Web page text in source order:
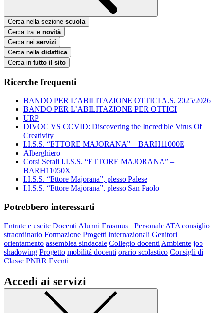
Cerca nella sezione scuola
Cerca tra le novità
Cerca nei servizi
Cerca nella didattica
Cerca in tutto il sito
Ricerche frequenti
BANDO PER L’ABILITAZIONE OTTICI A.S. 2025/2026
BANDO PER L’ABILITAZIONE PER OTTICI
URP
DIVOC VS COVID: Discovering the Incredible Virus Of
Creativity
I.I.S.S. “ETTORE MAJORANA” – BARH11000E
Alberghiero
Corsi Serali I.I.S.S. “ETTORE MAJORANA” –
BARH11050X
I.I.S.S. “Ettore Majorana”, plesso Palese
I.I.S.S. “Ettore Majorana”, plesso San Paolo
Potrebbero interessarti
Entrate e uscite Docenti Alunni Erasmus+ Personale ATA consiglio
straordinario Formazione Progetti internazionali Genitori
orientamento assemblea sindacale Collegio docenti Ambiente job
shadowing Progetto mobilità docenti orario scolastico Consigli di
Classe PNRR Eventi
Accedi ai servizi